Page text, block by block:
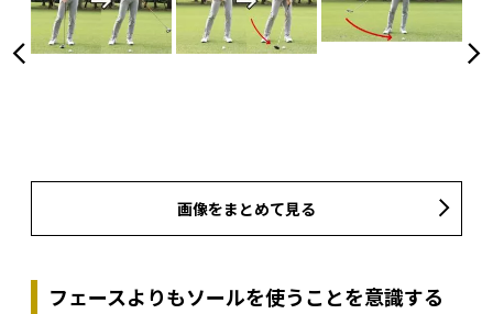
画像をまとめて見る
フェースよりもソールを使うことを意識する